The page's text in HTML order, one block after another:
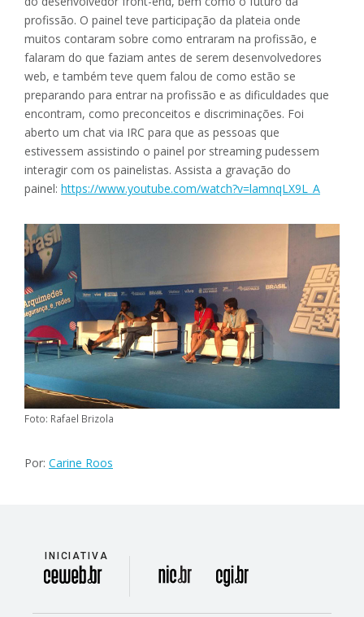
profissão. O painel teve participação da plateia onde
muitos contaram sobre como entraram na profissão, e
falaram do que faziam antes de serem desenvolvedores
web, e também teve quem falou de como estão se
preparando para entrar na profissão e as dificuldades que
encontram, como preconceitos e discriminações. Foi
aberto um chat via IRC para que as pessoas que
estivessem assistindo o painel por streaming pudessem
interagir com os painelistas. Assista a gravação do
painel: https://www.youtube.com/watch?v=lamnqLX9L_A
Foto: Rafael Brizola
Por: Carine Roos
INICIATIVA
divisão